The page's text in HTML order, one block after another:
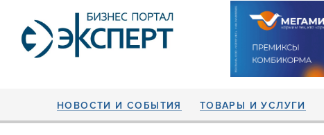
НОВОСТИ И СОБЫТИЯ ТОВАРЫ И УСЛУГИ